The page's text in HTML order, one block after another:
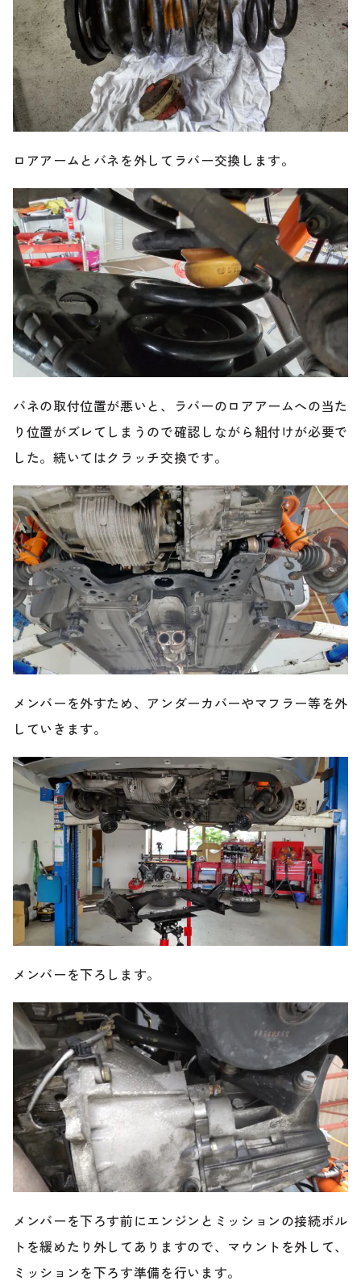
ロアアームとバネを外してラバー交換します。
バネの取付位置が悪いと、ラバーのロアアームへの当た
り位置がズレてしまうので確認しながら組付けが必要で
した。続いてはクラッチ交換です。
メンバーを外すため、アンダーカバーやマフラー等を外
していきます。
メンバーを下ろします。
メンバーを下ろす前にエンジンとミッションの接続ボル
トを緩めたり外してありますので、マウントを外して、
ミッションを下ろす準備を行います。